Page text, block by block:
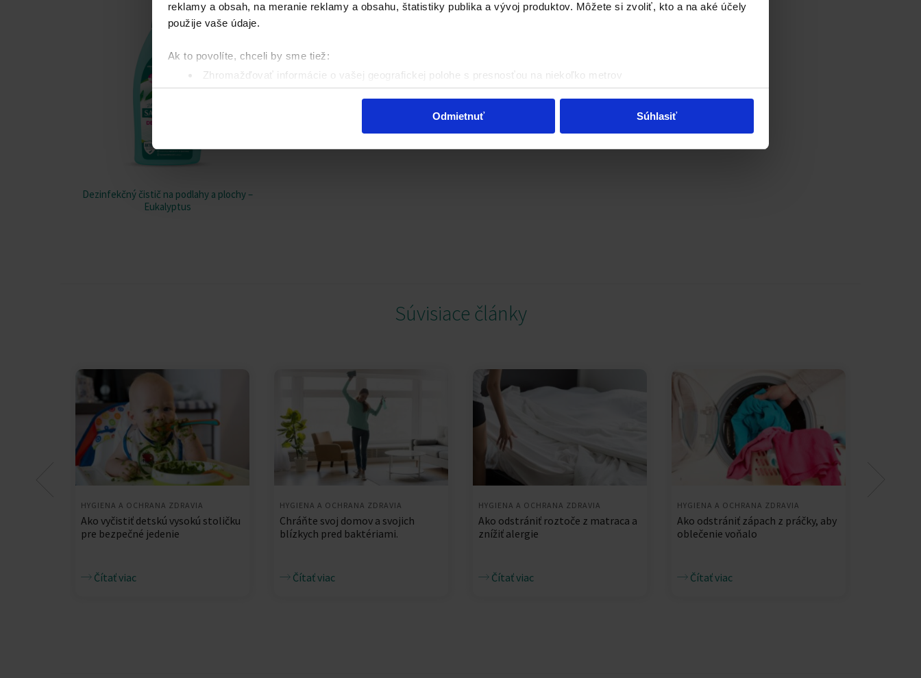
reklamy a obsah, na meranie reklamy a obsahu, štatistiky publika a vývoj produktov. Môžete si zvoliť, kto a na aké účely
použije vaše údaje.
Ak to povolíte, chceli by sme tiež:
Zhromažďovať informácie o vašej geografickej polohe s presnosťou na niekoľko metrov
Identifikovať vaše zariadenie aktívnym skenovaním konkrétnych charakteristík (odtlačky prstov).
Viac informácií o tom, ako sa spracúvajú vaše osobné údaje, nájdete v časti s
vašimi nastaveniami. Súhlas môžete
Na prispôsobenie obsahu a reklám, poskytovanie funkcií sociálnych médií a analýzu návštevnosti používame súbory
médií, inzercie a analýzy. Títo partneri môžu príslušné informácie skombinovať s ďalšími údajmi, ktoré ste im poskytli
alebo ktoré od vás získali, keď ste používali ich služby.
Odmietnuť Súhlasiť
Dezinfekčný čistič na podlahy a plochy –
Eukalyptus
Súvisiace články
HYGIENA A OCHRANA ZDRAVIA
Ako vyčistiť detskú vysokú stoličku
pre bezpečné jedenie
Čítať viac
HYGIENA A OCHRANA ZDRAVIA
Chráňte svoj domov a svojich
blízkych pred baktériami.
Čítať viac
HYGIENA A OCHRANA ZDRAVIA
Ako odstrániť roztoče z matraca a
znížiť alergie
Čítať viac
HYGIENA A OCHRANA ZDRAVIA
Ako odstrániť zápach z práčky, aby
oblečenie voňalo
Čítať viac